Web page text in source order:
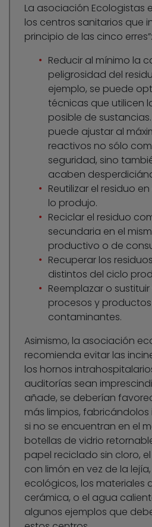
La asociación Ecologistas
los centros sanitarios que
principio de las cinco erres”:
Reducir al mínimo la
peligrosidad del
ejemplo, se puede
técnicas que utilicen
posible de
puede ajustar al
reactivos no sólo
seguridad, sino
acaben
Reutilizar el residuo
lo produjo.
Reciclar el residuo
secundaria en el
productivo o de
Recuperar los
distintos del ciclo
Reemplazar o
procesos y
contaminantes.
Asimismo, la asociación
recomienda evitar las
los hornos
auditorías sean
añade, se deberían
más limpios,
si no se encuentran en el
botellas de vidrio
papel reciclado sin cloro,
con limón en vez de la
ecológicos, los materiales
cerámica, o el agua
algunos ejemplos que